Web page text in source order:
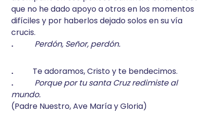
que no he dado apoyo a otros en los momentos
difíciles y por haberlos dejado solos en su vía
crucis.
.
Perdón, Señor, perdón.
. Te adoramos, Cristo y te bendecimos.
.
Porque por tu santa Cruz redimiste al
mundo.
(Padre Nuestro, Ave María y Gloria)